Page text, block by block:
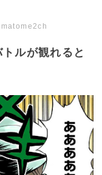
ルが観れると